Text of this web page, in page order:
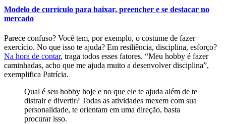
Modelo de currículo para baixar, preencher e se destacar no
mercado
Parece confuso? Você tem, por exemplo, o costume de fazer
exercício. No que isso te ajuda? Em resiliência, disciplina, esforço?
Na hora de contar, traga todos esses fatores. “Meu hobby é fazer
caminhadas, acho que me ajuda muito a desenvolver disciplina”,
exemplifica Patrícia.
Qual é seu hobby hoje e no que ele te ajuda além de te
distrair e divertir? Todas as atividades mexem com sua
personalidade, te orientam em uma direção, basta
procurar isso.